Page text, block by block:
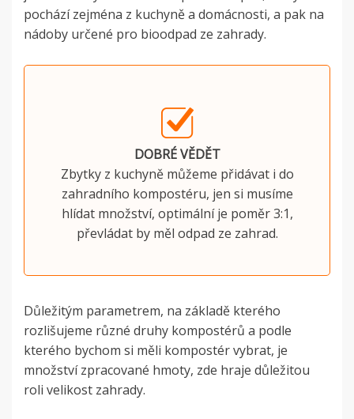
pochází zejména z kuchyně a domácnosti, a pak na
nádoby určené pro bioodpad ze zahrady.
DOBRÉ VĚDĚT
Zbytky z kuchyně můžeme přidávat i do
zahradního kompostéru, jen si musíme
hlídat množství, optimální je poměr 3:1,
převládat by měl odpad ze zahrad.
Důležitým parametrem, na základě kterého
rozlišujeme různé druhy kompostérů a podle
kterého bychom si měli kompostér vybrat, je
množství zpracované hmoty, zde hraje důležitou
roli velikost zahrady.